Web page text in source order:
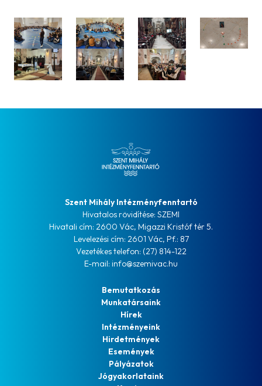
Szent Mihály Intézményfenntartó
Hivatalos rövidítése: SZEMI
Hivatali cím: 2600 Vác, Migazzi Kristóf tér 5.
Levelezési cím: 2601 Vác, Pf.: 87
Vezetékes telefon: (27) 814-122
E-mail: info@szemivac.hu
Bemutatkozás
Munkatársaink
Hírek
Intézményeink
Hirdetmények
Események
Pályázatok
Jógyakorlataink